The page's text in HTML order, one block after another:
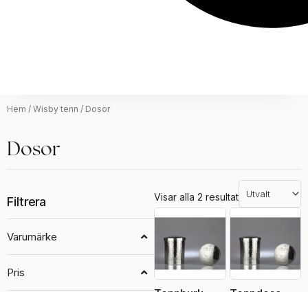
Hem / Wisby tenn / Dosor
Dosor
Filtrera
Varumärke
Pris
Visar alla 2 resultat